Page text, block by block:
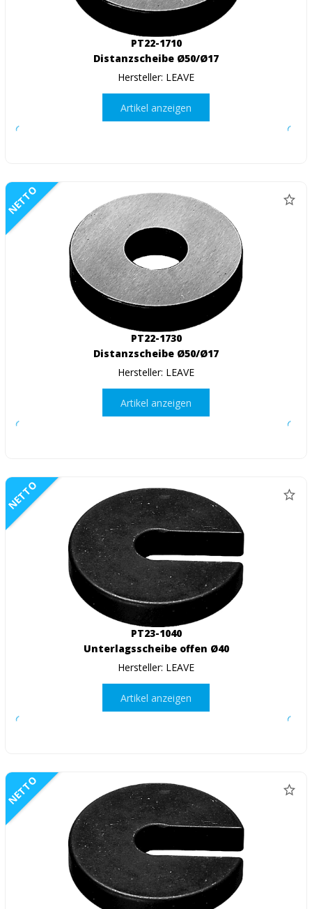
PT22-1710
Distanzscheibe Ø50/Ø17
Hersteller: LEAVE
Artikel anzeigen
NETTO
PT22-1730
Distanzscheibe Ø50/Ø17
Hersteller: LEAVE
Artikel anzeigen
NETTO
PT23-1040
Unterlagsscheibe offen Ø40
Hersteller: LEAVE
Artikel anzeigen
NETTO